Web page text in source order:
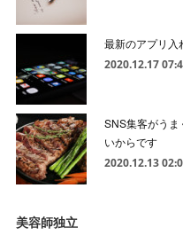
最新のアプリ入
2020.12.17
SNS集客がう
いからです
2020.12.13
美容師独立